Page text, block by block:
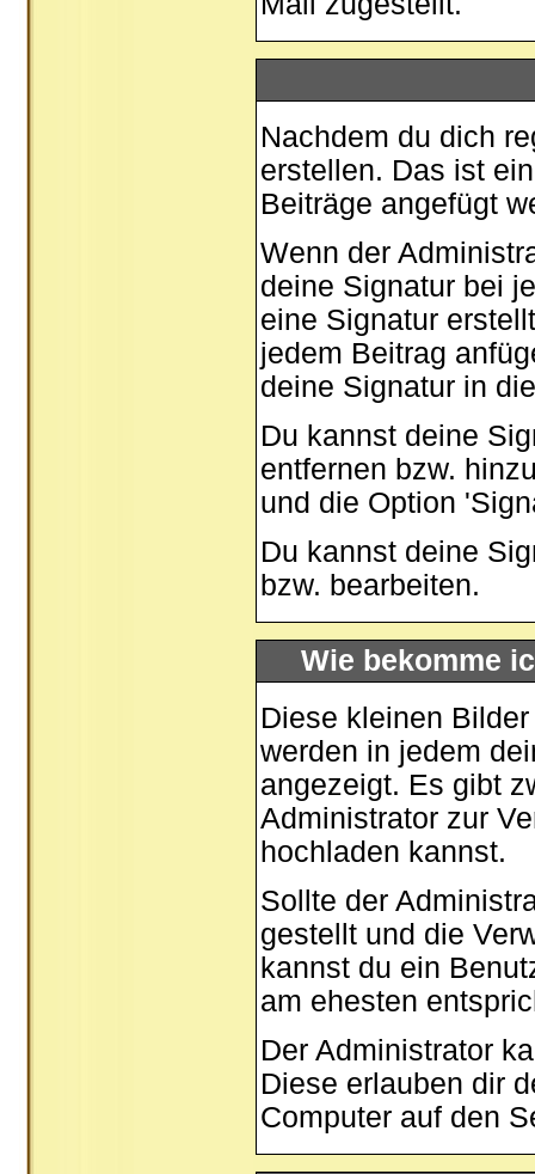
Nachdem du dich
erstellen. Das ist
Beiträge angefügt
Wenn der
deine Signatur bei
eine Signatur
jedem Beitrag
deine Signatur in
Du kannst deine
entfernen bzw.
und die Option
Du kannst deine
bzw. bearbeiten.
Wie bekomme
Diese kleinen
werden in jedem
angezeigt. Es gibt
Administrator zur
hochladen kannst.
Sollte der
gestellt und die
kannst du ein
am ehesten
Der Administrator
Diese erlauben dir
Computer auf den